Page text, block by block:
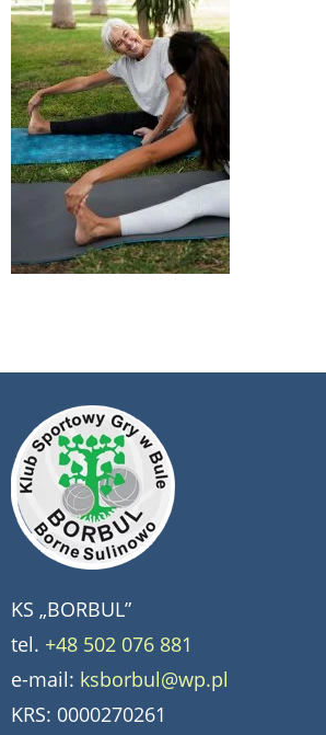
KS „BORBUL”
tel. +48 502 076 881
e-mail: ksborbul@wp.pl
KRS: 0000270261